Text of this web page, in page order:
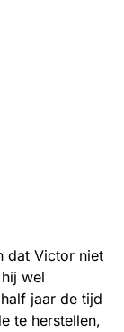
dat Victor niet
wel
jaar de tijd
te herstellen,